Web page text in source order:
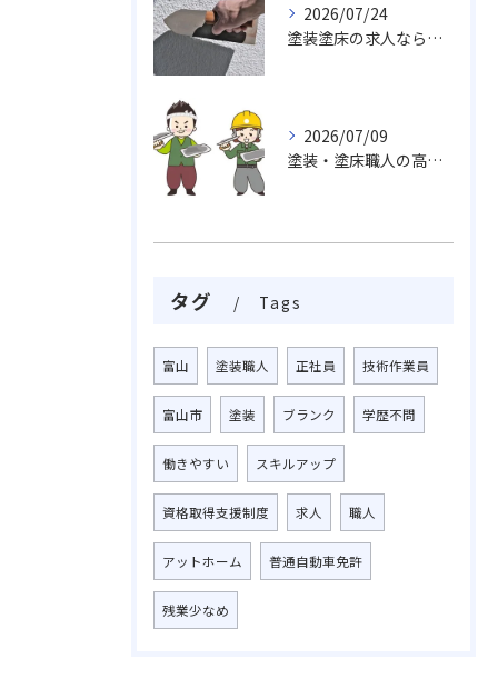
2026/07/24
塗装塗床の求人なら…活躍出来る職場未経験・経験者でも求めております。
2026/07/09
塗装・塗床職人の高い技術力、魅力がいっぱい挑戦しませんか
タグ Tags
富山 塗装職人 正社員 技術作業員
富山市 塗装 ブランク 学歴不問
働きやすい スキルアップ
資格取得支援制度 求人 職人
アットホーム 普通自動車免許
残業少なめ